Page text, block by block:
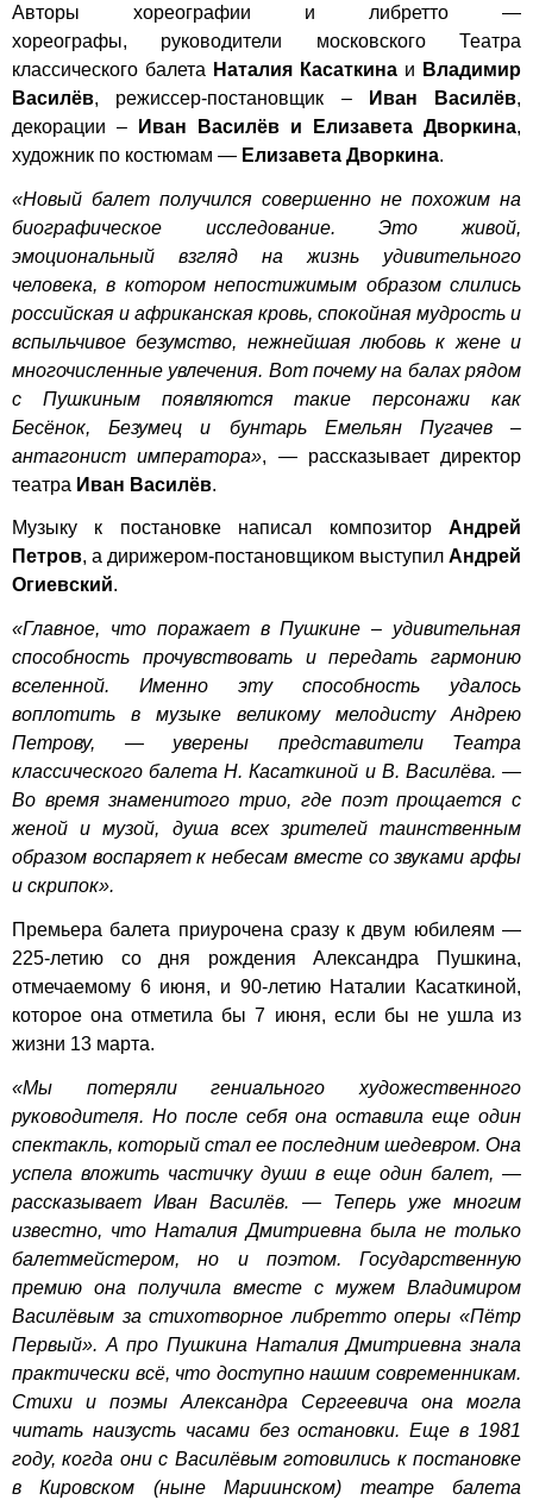
Авторы хореографии и либретто —
хореографы, руководители московского Театра
классического балета Наталия Касаткина и Владимир
Василёв, режиссер-постановщик – Иван Василёв,
декорации –
Иван Василёв и Елизавета Дворкина,
художник по костюмам — Елизавета Дворкина.
«Новый балет получился совершенно не похожим на
биографическое исследование. Это живой,
эмоциональный взгляд на жизнь удивительного
человека, в котором непостижимым образом слились
российская и африканская кровь, спокойная мудрость и
вспыльчивое безумство, нежнейшая любовь к жене и
многочисленные увлечения. Вот почему на балах рядом
с Пушкиным появляются такие персонажи как
Бесёнок, Безумец и бунтарь Емельян Пугачев –
антагонист императора», — рассказывает директор
театра Иван Василёв.
Музыку к постановке написал композитор Андрей
Петров, а дирижером-постановщиком выступил Андрей
Огиевский.
«Главное, что поражает в Пушкине – удивительная
способность прочувствовать и передать гармонию
вселенной. Именно эту способность удалось
воплотить в музыке великому мелодисту Андрею
Петрову, — уверены представители Театра
классического балета Н. Касаткиной и В. Василёва. —
Во время знаменитого трио, где поэт прощается с
женой и музой, душа всех зрителей таинственным
образом воспаряет к небесам вместе со звуками арфы
и скрипок».
Премьера балета приурочена сразу к двум юбилеям —
225-летию со дня рождения Александра Пушкина,
отмечаемому 6 июня, и 90-летию Наталии Касаткиной,
которое она отметила бы 7 июня, если бы не ушла из
жизни 13 марта.
«Мы потеряли гениального художественного
руководителя. Но после себя она оставила еще один
спектакль, который стал ее последним шедевром. Она
успела вложить частичку души в еще один балет, —
рассказывает Иван Василёв. — Теперь уже многим
известно, что Наталия Дмитриевна была не только
балетмейстером, но и поэтом. Государственную
премию она получила вместе с мужем Владимиром
Василёвым за стихотворное либретто оперы «Пётр
Первый». А про Пушкина Наталия Дмитриевна знала
практически всё, что доступно нашим современникам.
Стихи и поэмы Александра Сергеевича она могла
читать наизусть часами без остановки. Еще в 1981
году, когда они с Василёвым готовились к постановке
в Кировском (ныне Мариинском) театре балета